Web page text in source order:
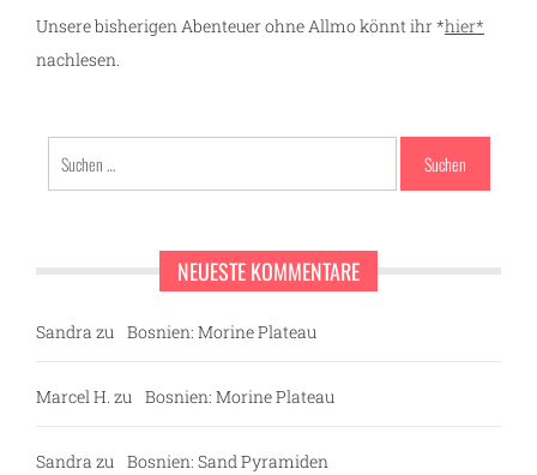
Unsere bisherigen Abenteuer ohne Allmo könnt ihr *hier*
nachlesen.
Suchen
nach:
NEUESTE KOMMENTARE
Sandra zu Bosnien: Morine Plateau
Marcel H. zu Bosnien: Morine Plateau
Sandra zu Bosnien: Sand Pyramiden